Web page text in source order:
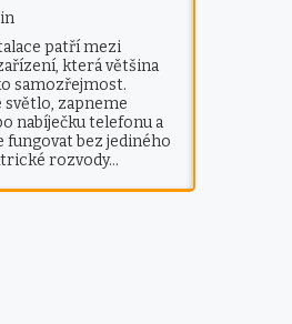
patří mezi
která většina
samozřejmost.
zapneme
nabíječku telefonu a
fungovat bez jediného
rozvody…